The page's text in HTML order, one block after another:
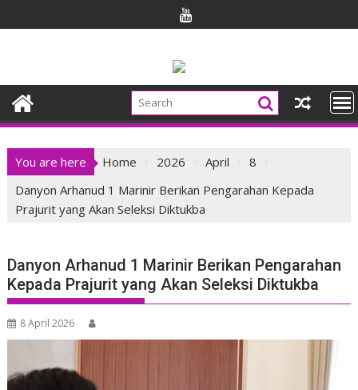
to
You are here Home 2026 April
8
Danyon Arhanud 1 Marinir Berikan Pengarahan Kepada
Prajurit yang Akan Seleksi Diktukba
Danyon Arhanud 1 Marinir Berikan Pengarahan
Kepada Prajurit yang Akan Seleksi Diktukba
8 April 2026